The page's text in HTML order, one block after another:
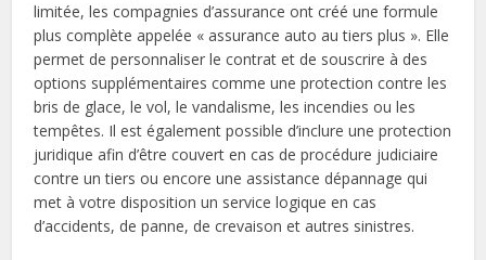
limitée, les compagnies d’assurance ont créé une formule
plus complète appelée « assurance auto au tiers plus ». Elle
permet de personnaliser le contrat et de souscrire à des
options supplémentaires comme une protection contre les
bris de glace, le vol, le vandalisme, les incendies ou les
tempêtes. Il est également possible d’inclure une protection
juridique afin d’être couvert en cas de procédure judiciaire
contre un tiers ou encore une assistance dépannage qui
met à votre disposition un service logique en cas
d’accidents, de panne, de crevaison et autres sinistres.